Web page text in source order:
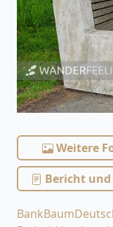
Weitere
Bericht und
BankBaum